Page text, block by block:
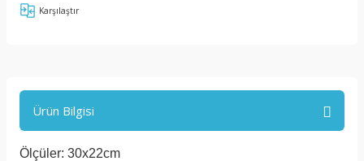
Karşılaştır
Ürün Bilgisi
Ölçüler: 30x22cm